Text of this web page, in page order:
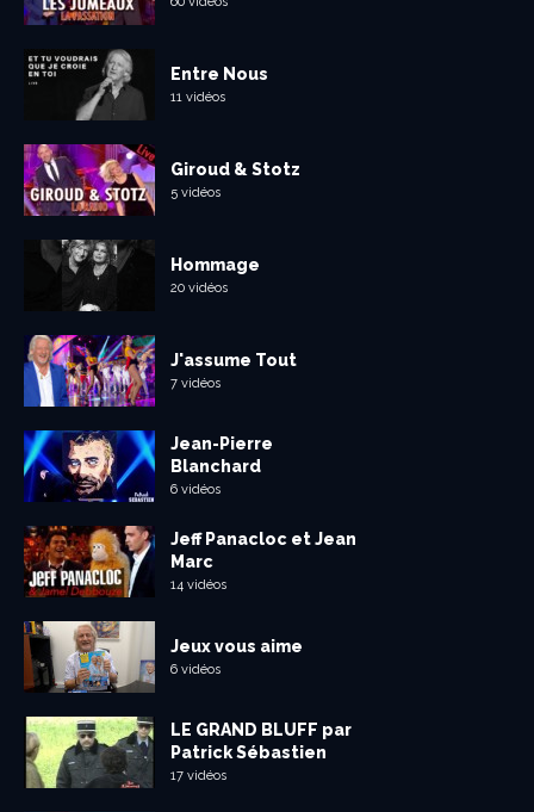
Entre Nous
11 vidéos
Giroud & Stotz
5 vidéos
Hommage
20 vidéos
J'assume Tout
7 vidéos
Jean-Pierre
Blanchard
6 vidéos
Jeff Panacloc et Jean
Marc
14 vidéos
Jeux vous aime
6 vidéos
LE GRAND BLUFF par
Patrick Sébastien
17 vidéos